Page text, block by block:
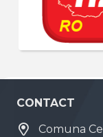
CONTACT
Comuna